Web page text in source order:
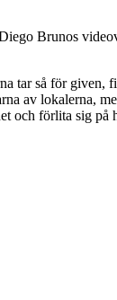
Brunos
så för given,
av lokalerna,
förlita sig